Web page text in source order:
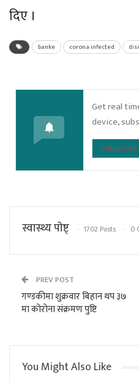
दिए ।
banke corona infected
Get real
device,
Subscribe
स्वास्थ्य पाेष्ट् 1702 Posts 0
PREV POST
गण्डकीमा शुक्रवार बिहान थप ३७
मा कोरोना संक्रमण पुष्टि
You Might Also Like